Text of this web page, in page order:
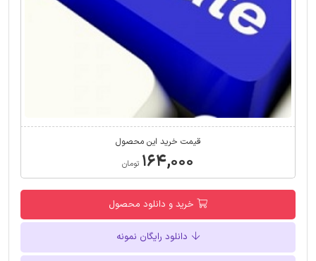
قیمت خرید این محصول
۱۶۴,۰۰۰ تومان
خرید و دانلود محصول
دانلود رایگان نمونه